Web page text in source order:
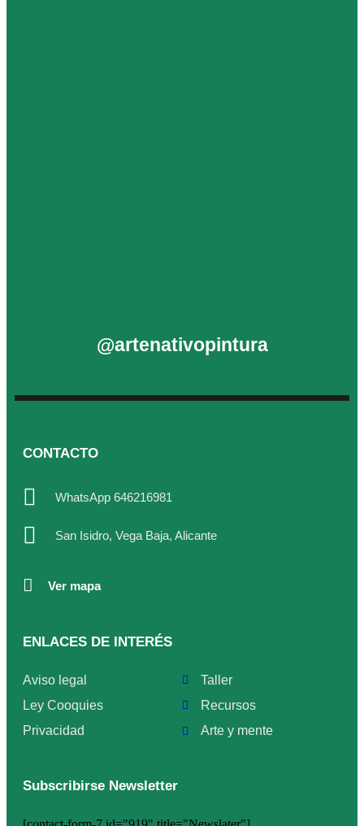
@artenativopintura
CONTACTO
WhatsApp 646216981
San Isidro, Vega Baja, Alicante
Ver mapa
ENLACES DE INTERÉS
Aviso legal
Ley Cooquies
Privacidad
Taller
Recursos
Arte y mente
Subscribirse Newsletter